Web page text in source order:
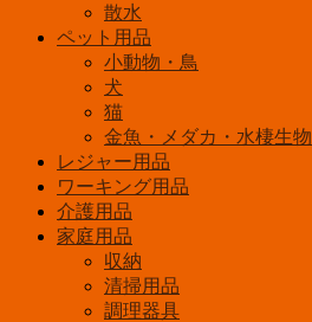
散水
ペット用品
小動物・鳥
犬
猫
金魚・メダカ・水棲生物
レジャー用品
ワーキング用品
介護用品
家庭用品
収納
清掃用品
調理器具